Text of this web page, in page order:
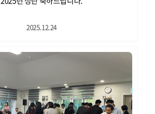
2025.12.24